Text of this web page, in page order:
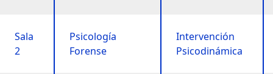
Sala
2
Psicología
Forense
Intervención
Psicodinámica